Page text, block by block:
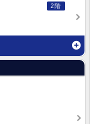
2階